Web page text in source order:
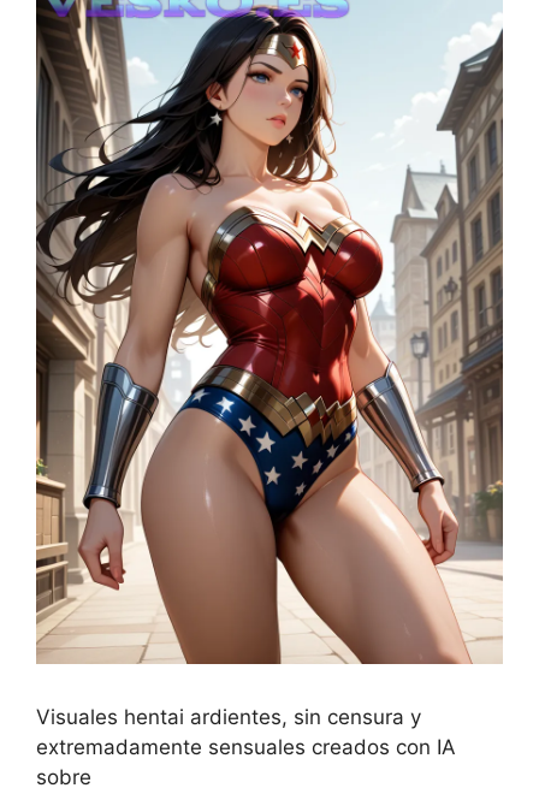
Visuales hentai ardientes, sin censura y
extremadamente sensuales creados con IA
sobre